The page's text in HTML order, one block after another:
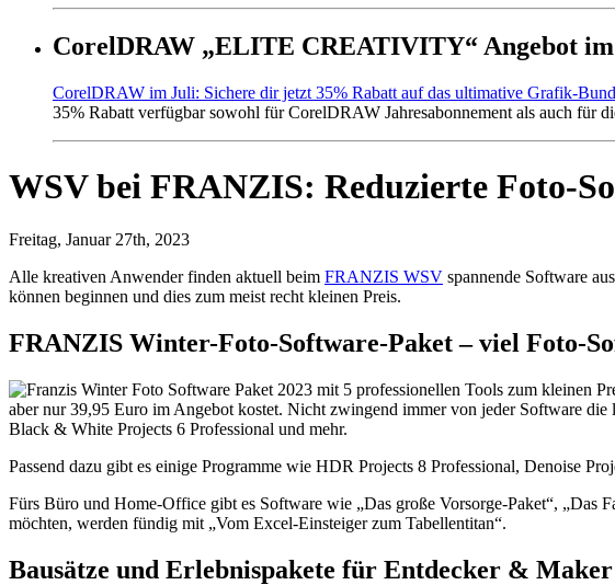
CorelDRAW „ELITE CREATIVITY“ Angebot
CorelDRAW im Juli: Sichere dir jetzt 35% Rabatt auf das ultimative Grafik-
35% Rabatt verfügbar sowohl für CorelDRAW Jahresabonnement als auch für
WSV bei FRANZIS: Reduzierte Foto-
Freitag, Januar 27th, 2023
Alle kreativen Anwender finden aktuell beim FRANZIS WSV spannende Software
können beginnen und dies zum meist recht kleinen Preis.
FRANZIS Winter-Foto-Software-Paket – viel Foto-
aber nur 39,95 Euro im Angebot kostet. Nicht zwingend immer von jeder Software
Black & White Projects 6 Professional und mehr.
Passend dazu gibt es einige Programme wie HDR Projects 8 Professional, Denoise
Fürs Büro und Home-Office gibt es Software wie „Das große Vorsorge-Paket“, „Das
möchten, werden fündig mit „Vom Excel-Einsteiger zum Tabellentitan“.
Bausätze und Erlebnispakete für Entdecker & Maker